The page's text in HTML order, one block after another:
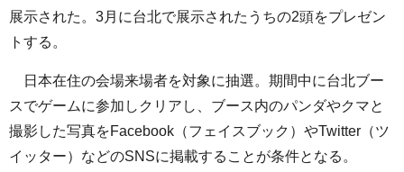
展示された。3月に台北で展示されたうちの2頭をプレゼン
トする。
日本在住の会場来場者を対象に抽選。期間中に台北ブー
スでゲームに参加しクリアし、ブース内のパンダやクマと
撮影した写真をFacebook（フェイスブック）やTwitter（ツ
イッター）などのSNSに掲載することが条件となる。